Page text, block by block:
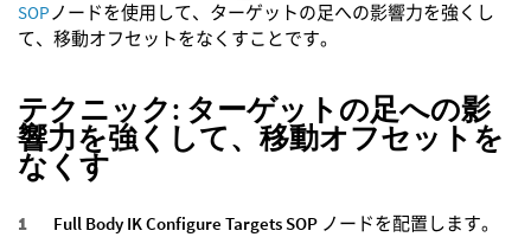
SOPノードを使用して、ターゲットの足への影響力を強くし
て、移動オフセットをなくすことです。
テクニック: ターゲットの足への影
響力を強くして、移動オフセットを
なくす
Full Body IK Configure Targets SOP ノードを配置します。